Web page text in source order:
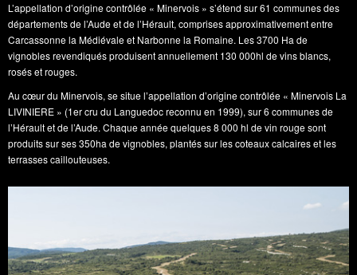
L’appellation d’origine contrôlée « Minervois » s’étend sur 61 communes des
départements de l’Aude et de l’Hérault, comprises approximativement entre
Carcassonne la Médiévale et Narbonne la Romaine. Les 3700 Ha de
vignobles revendiqués produisent annuellement 130 000hl de vins blancs,
rosés et rouges.
Au cœur du Minervois, se situe l’appellation d’origine contrôlée « Minervois La
LIVINIERE » (1er cru du Languedoc reconnu en 1999), sur 6 communes de
l’Hérault et de l’Aude. Chaque année quelques 8 000 hl de vin rouge sont
produits sur ses 350ha de vignobles, plantés sur les coteaux calcaires et les
terrasses caillouteuses.